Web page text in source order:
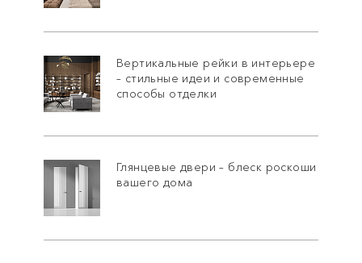
Вертикальные рейки в интерьере
– стильные идеи и современные
способы отделки
Глянцевые двери – блеск роскоши
вашего дома